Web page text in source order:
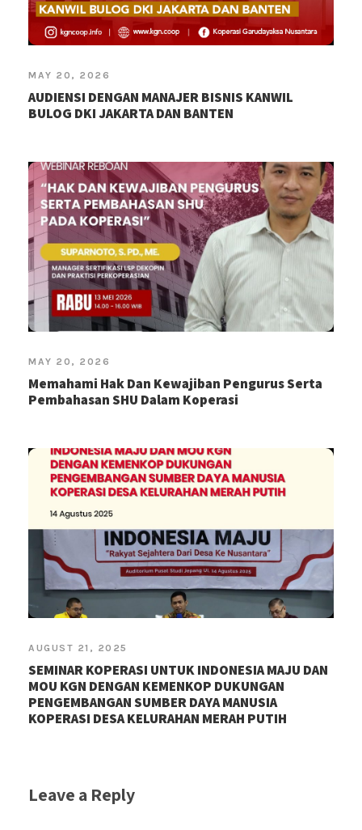
MAY 20, 2026
AUDIENSI DENGAN MANAJER BISNIS KANWIL
BULOG DKI JAKARTA DAN BANTEN
MAY 20, 2026
Memahami Hak Dan Kewajiban Pengurus Serta
Pembahasan SHU Dalam Koperasi
AUGUST 21, 2025
SEMINAR KOPERASI UNTUK INDONESIA MAJU DAN
MOU KGN DENGAN KEMENKOP DUKUNGAN
PENGEMBANGAN SUMBER DAYA MANUSIA
KOPERASI DESA KELURAHAN MERAH PUTIH
Leave a Reply